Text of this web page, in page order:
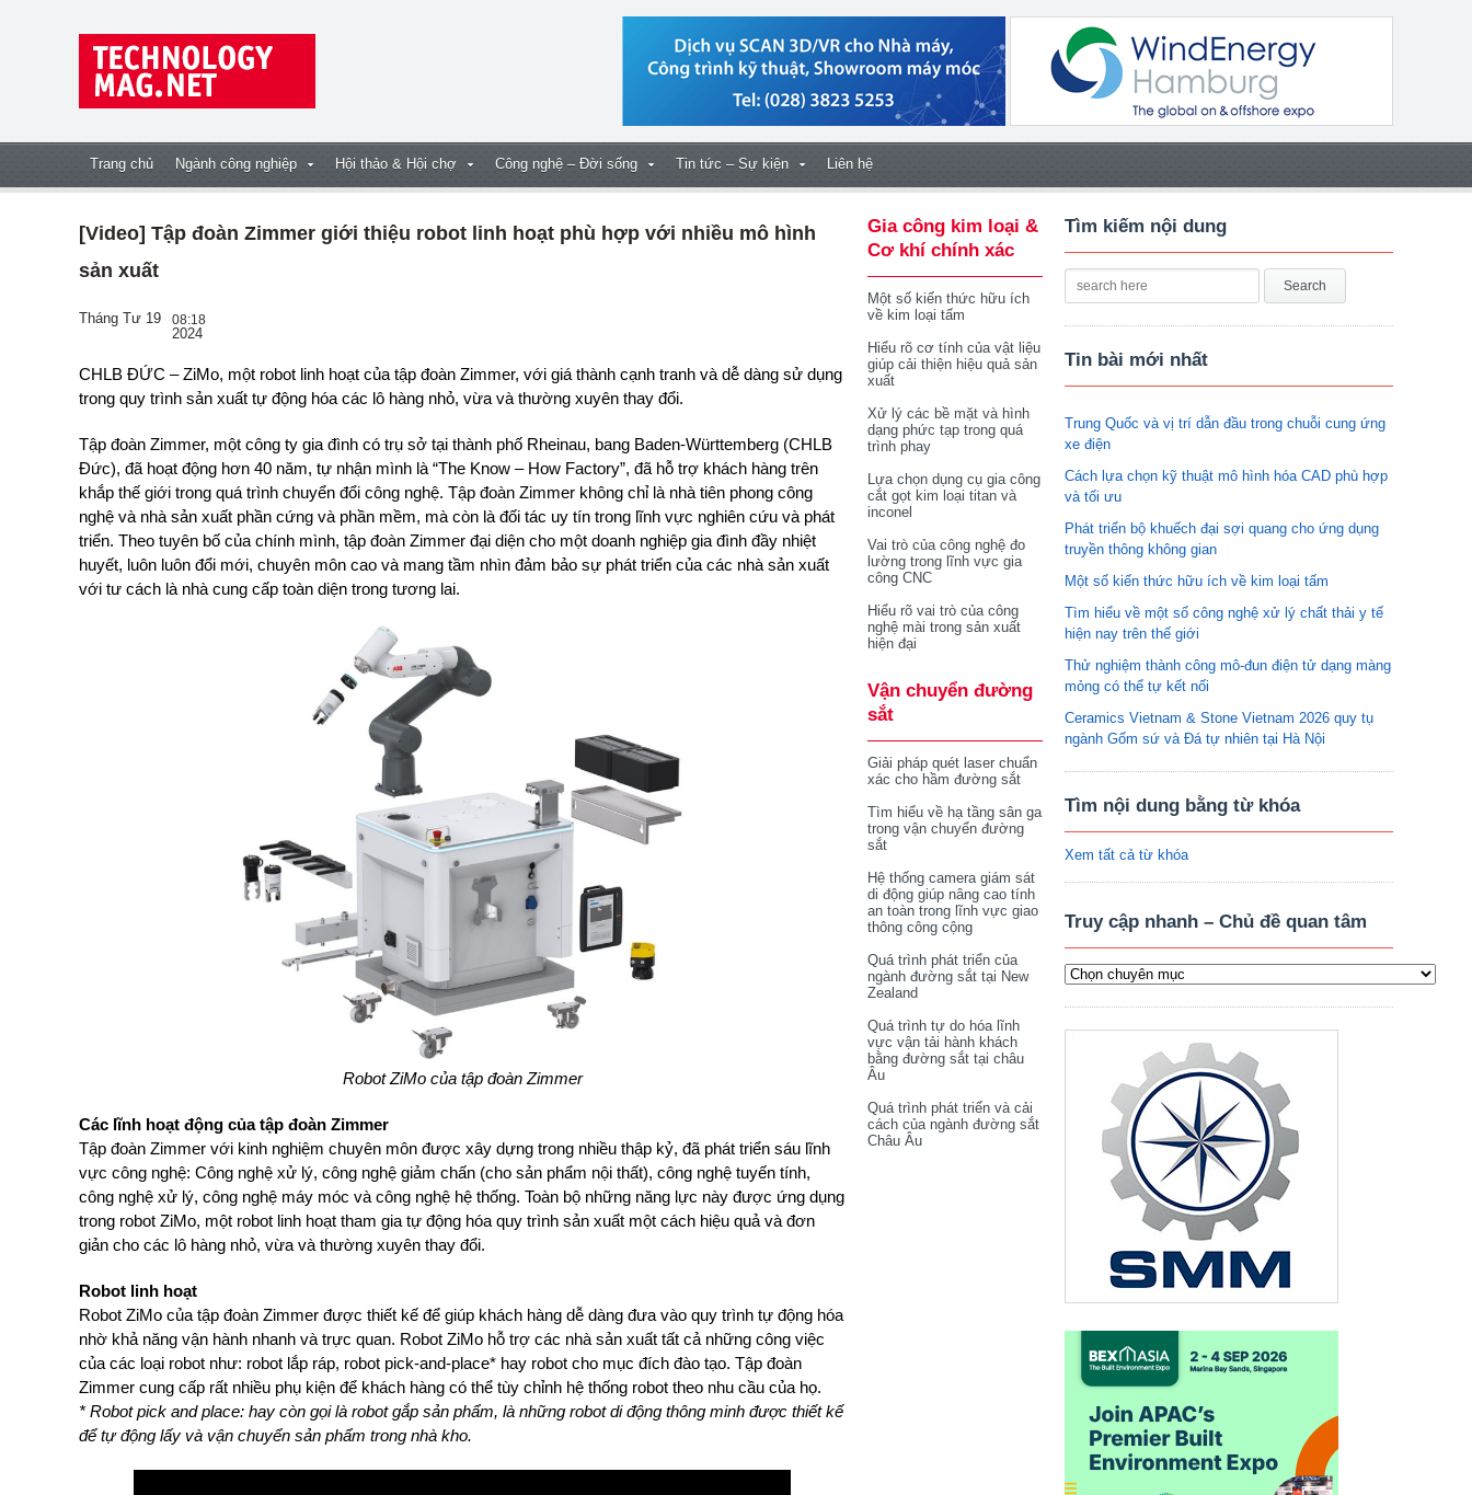
Trang chủ Ngành công nghiệp Hội thảo & Hội chợ Công nghệ – Đời sống Tin tức – Sự kiện Liên hệ
[Video] Tập đoàn Zimmer giới thiệu robot linh hoạt phù hợp với nhiều mô hình
sản xuất
Tháng Tư 19 08:18
2024
CHLB ĐỨC – ZiMo, một robot linh hoạt của tập đoàn Zimmer, với giá thành cạnh tranh và dễ dàng sử dụng
trong quy trình sản xuất tự động hóa các lô hàng nhỏ, vừa và thường xuyên thay đổi.
Tập đoàn Zimmer, một công ty gia đình có trụ sở tại thành phố Rheinau, bang Baden-Württemberg (CHLB
Đức), đã hoạt động hơn 40 năm, tự nhận mình là “The Know – How Factory”, đã hỗ trợ khách hàng trên
khắp thế giới trong quá trình chuyển đổi công nghệ. Tập đoàn Zimmer không chỉ là nhà tiên phong công
nghệ và nhà sản xuất phần cứng và phần mềm, mà còn là đối tác uy tín trong lĩnh vực nghiên cứu và phát
triển. Theo tuyên bố của chính mình, tập đoàn Zimmer đại diện cho một doanh nghiệp gia đình đầy nhiệt
huyết, luôn luôn đổi mới, chuyên môn cao và mang tầm nhìn đảm bảo sự phát triển của các nhà sản xuất
với tư cách là nhà cung cấp toàn diện trong tương lai.
Robot ZiMo của tập đoàn Zimmer
Các lĩnh hoạt động của tập đoàn Zimmer
Tập đoàn Zimmer với kinh nghiệm chuyên môn được xây dựng trong nhiều thập kỷ, đã phát triển sáu lĩnh
vực công nghệ: Công nghệ xử lý, công nghệ giảm chấn (cho sản phẩm nội thất), công nghệ tuyến tính,
công nghệ xử lý, công nghệ máy móc và công nghệ hệ thống. Toàn bộ những năng lực này được ứng dụng
trong robot ZiMo, một robot linh hoạt tham gia tự động hóa quy trình sản xuất một cách hiệu quả và đơn
giản cho các lô hàng nhỏ, vừa và thường xuyên thay đổi.
Robot linh hoạt
Robot ZiMo của tập đoàn Zimmer được thiết kế để giúp khách hàng dễ dàng đưa vào quy trình tự động hóa
nhờ khả năng vận hành nhanh và trực quan. Robot ZiMo hỗ trợ các nhà sản xuất tất cả những công việc
của các loại robot như: robot lắp ráp, robot pick-and-place* hay robot cho mục đích đào tạo. Tập đoàn
Zimmer cung cấp rất nhiều phụ kiện để khách hàng có thể tùy chỉnh hệ thống robot theo nhu cầu của họ.
* Robot pick and place: hay còn gọi là robot gắp sản phẩm, là những robot di động thông minh được thiết kế
để tự động lấy và vận chuyển sản phẩm trong nhà kho.
Gia công kim loại &
Cơ khí chính xác
Một số kiến thức hữu ích
về kim loại tấm
Hiểu rõ cơ tính của vật liệu
giúp cải thiện hiệu quả sản
xuất
Xử lý các bề mặt và hình
dạng phức tạp trong quá
trình phay
Lựa chọn dụng cụ gia công
cắt gọt kim loại titan và
inconel
Vai trò của công nghệ đo
lường trong lĩnh vực gia
công CNC
Hiểu rõ vai trò của công
nghệ mài trong sản xuất
hiện đại
Vận chuyển đường
sắt
Giải pháp quét laser chuẩn
xác cho hầm đường sắt
Tìm hiểu về hạ tầng sân ga
trong vận chuyển đường
sắt
Hệ thống camera giám sát
di động giúp nâng cao tính
an toàn trong lĩnh vực giao
thông công cộng
Quá trình phát triển của
ngành đường sắt tại New
Zealand
Quá trình tự do hóa lĩnh
vực vận tải hành khách
bằng đường sắt tại châu
Âu
Quá trình phát triển và cải
cách của ngành đường sắt
Châu Âu
Tìm kiếm nội dung
Tin bài mới nhất
Trung Quốc và vị trí dẫn đầu trong chuỗi cung ứng
xe điện
Cách lựa chọn kỹ thuật mô hình hóa CAD phù hợp
và tối ưu
Phát triển bộ khuếch đại sợi quang cho ứng dụng
truyền thông không gian
Một số kiến thức hữu ích về kim loại tấm
Tìm hiểu về một số công nghệ xử lý chất thải y tế
hiện nay trên thế giới
Thử nghiệm thành công mô-đun điện tử dạng màng
mỏng có thể tự kết nối
Ceramics Vietnam & Stone Vietnam 2026 quy tụ
ngành Gốm sứ và Đá tự nhiên tại Hà Nội
Tìm nội dung bằng từ khóa
Xem tất cả từ khóa
Truy cập nhanh – Chủ đề quan tâm